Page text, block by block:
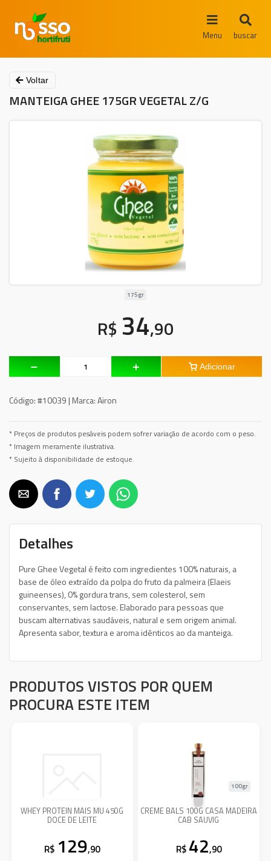
Menu buscar
Voltar
MANTEIGA GHEE 175GR VEGETAL Z/G
175gr
R$ 34,90
Adicionar
Código:#10039 | Marca:Airon
* Preços de produtos pesáveis podem sofrer variação de acordo com o peso.
* Imagem meramente ilustrativa.
* Sujeito à disponibilidade de estoque.
Detalhes
Pure Ghee Vegetal é feito com ingredientes 100% naturais, a
base de óleo extraído da polpa do fruto da palmeira (Elaeis
guineenses), 0% gordura trans, sem colesterol, sem
conservantes, sem lactose. Elaborado para pessoas que
buscam alternativas saudáveis, natural e sem origem animal.
Apresenta sabor, textura e aroma idênticos ao da manteiga.
PRODUTOS VISTOS POR QUEM
PROCURA ESTE ITEM
WHEY PROTEIN MAIS MU 450G
DOCE DE LEITE
R$ 129,90
CREME BALS 100G CASA MADEIRA
CAB SAUVIG
100gr
R$ 42,90